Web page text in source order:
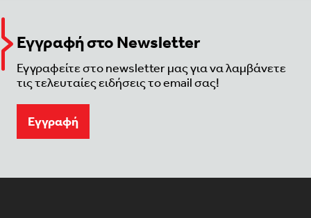
Εγγραφή στο Newsletter
Εγγραφείτε στο newsletter μας για να λαμβάνετε
τις τελευταίες ειδήσεις το email σας!
Eγγραφή